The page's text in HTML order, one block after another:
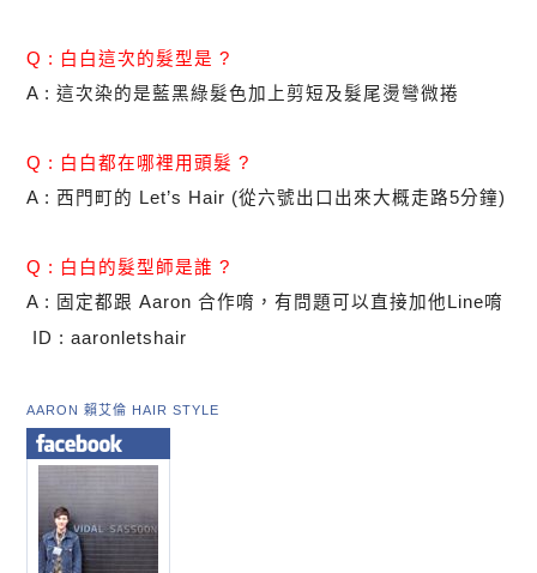
Q : 白白這次的髮型是 ?
A : 這次染的是藍黑綠髮色加上剪短及髮尾燙彎微捲
Q : 白白都在哪裡用頭髮 ?
A : 西門町的 Let’s Hair (從六號出口出來大概走路5分鐘)
Q : 白白的髮型師是誰 ?
A : 固定都跟 Aaron 合作唷，有問題可以直接加他Line唷
ID : aaronletshair
AARON 賴艾倫 HAIR STYLE